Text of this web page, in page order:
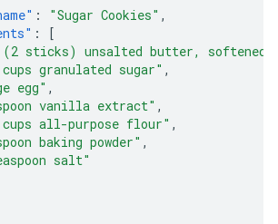
: "Sugar Cookies" ,
:
[
(2 sticks) unsalted butter, softened"
granulated sugar" ,
egg" ,
vanilla extract" ,
all-purpose flour" ,
baking powder" ,
salt"